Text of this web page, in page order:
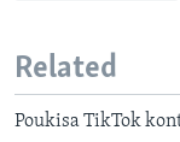
Related
Poukisa TikTok